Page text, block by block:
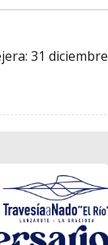
31 diciembre